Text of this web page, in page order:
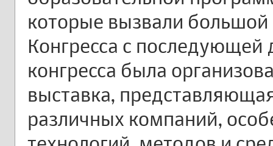
которые вызвали большой
Конгресса с последующей
конгресса была
выставка,
различных компаний,